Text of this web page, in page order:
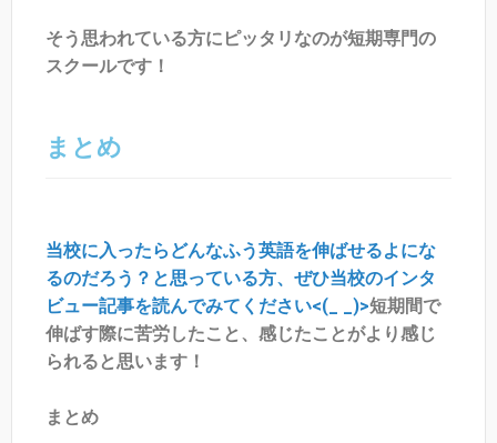
そう思われている方にピッタリなのが短期専門の
スクールです！
まとめ
当校に入ったらどんなふう英語を伸ばせるよにな
るのだろう？と思っている方、ぜひ当校のインタ
ビュー記事を読んでみてください<(_ _)>短期間で
伸ばす際に苦労したこと、感じたことがより感じ
られると思います！
まとめ